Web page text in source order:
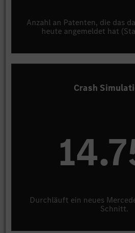
Anzahl an Patenten, die das das Unternehmen bis
heute angemeldet hat
Crash
durchläuft ein neues Mercedes-Benz-Modell im
Schnitt.